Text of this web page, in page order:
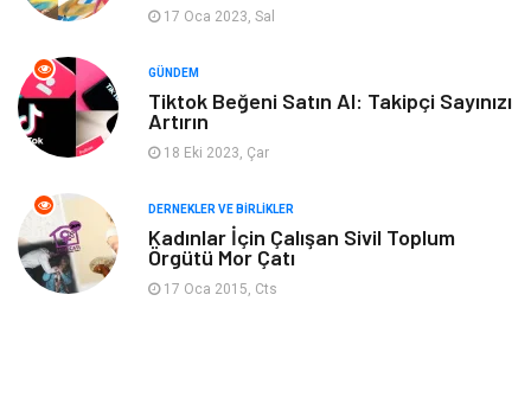
Spor
Turizm
Hediyelik Eşya
Aksesuar Basın Yayın
Bebek Giyim Nakliyat
17 Oca 2023, Sal
GÜNDEM
Tiktok Beğeni Satın Al: Takipçi Sayınızı
Artırın
18 Eki 2023, Çar
DERNEKLER VE BIRLIKLER
Kadınlar İçin Çalışan Sivil Toplum
Örgütü Mor Çatı
17 Oca 2015, Cts